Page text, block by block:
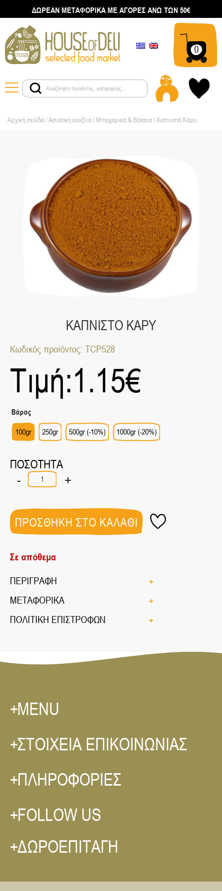
ΔΩΡΕΑΝ ΜΕΤΑΦΟΡΙΚΑ ΜΕ ΑΓΟΡΕΣ ΑΝΩ ΤΩΝ 50€
0
Αρχική σελίδα/Ασιάτικη κουζίνα/ Μπαχαρικά & Βότανα/ Καπνιστό Κάρυ
ΚΑΠΝΙΣΤΟ ΚΑΡΥ
Κωδικός προϊόντος: TCP528
Τιμή:1.15€
Βάρος
100gr 250gr 500gr (-10%) 1000gr (-20%)
ΠΟΣΟΤΗΤΑ
-
Καπνιστό
Κάρυ
+
ΠΡΟΣΘΗΚΗ ΣΤΟ ΚΑΛΑΘΙ
Σε απόθεμα
ΠΕΡΙΓΡΑΦΗ
ΜΕΤΑΦΟΡΙΚΑ
ΠΟΛΙΤΙΚΗ ΕΠΙΣΤΡΟΦΩΝ
MENU
ΣΤΟΙΧΕΙΑ ΕΠΙΚΟΙΝΩΝΙΑΣ
ΠΛΗΡΟΦΟΡΙΕΣ
FOLLOW US
ΔΩΡΟΕΠΙΤΑΓΗ